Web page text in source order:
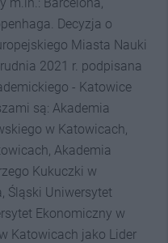
Decyzja o
Miasta Nauki
2021 r. podpisana
- Katowice
są: Akademia
w Katowicach,
Akademia
Kukuczki w
Śląski Uniwersytet
Ekonomiczny w
Katowicach jako Lider